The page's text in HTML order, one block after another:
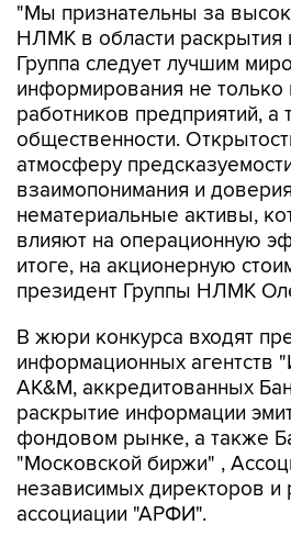
"Мы признательны за
НЛМК в области раскрытия
Группа следует лучшим
информирования не только
работников предприятий,
общественности.
атмосферу
взаимопонимания и
нематериальные активы,
влияют на операционную
итоге, на акционерную
президент Группы НЛМК
В жюри конкурса входят
информационных агентств
AK&M, аккредитованных
раскрытие информации
фондовом рынке, а также
"Московской биржи" ,
независимых директоров и
ассоциации "АРФИ".